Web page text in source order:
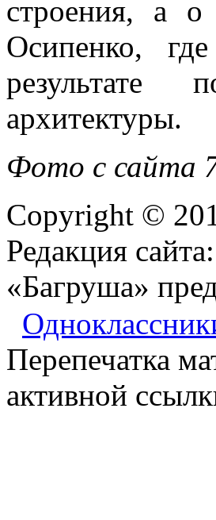
строения, а о
Осипенко,
результате
архитектуры.
Фото с сайта
Copyright ©
Редакция сайта:
«Багруша»
Перепечатка
активной